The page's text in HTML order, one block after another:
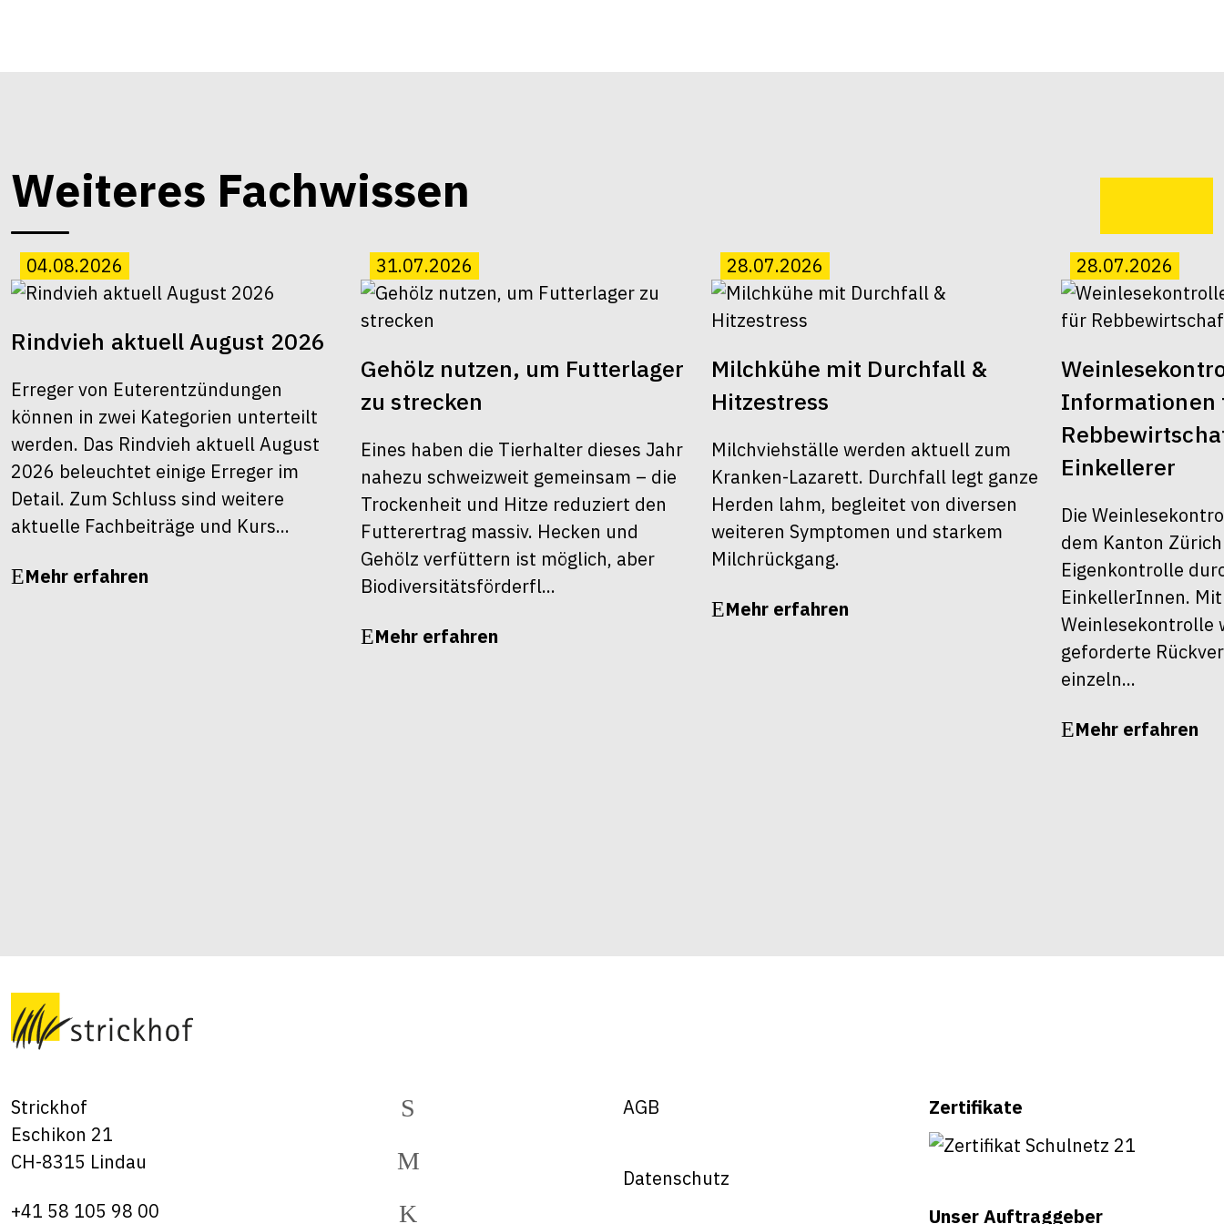
Weiteres Fachwissen
04.08.2026
Rindvieh aktuell August 2026
Erreger von Euterentzündungen
können in zwei Kategorien unterteilt
werden. Das Rindvieh aktuell August
2026 beleuchtet einige Erreger im
Detail. Zum Schluss sind weitere
aktuelle Fachbeiträge und Kurs...
Mehr erfahren
31.07.2026
Gehölz nutzen, um Futterlager
zu strecken
Eines haben die Tierhalter dieses Jahr
nahezu schweizweit gemeinsam – die
Trockenheit und Hitze reduziert den
Futterertrag massiv. Hecken und
Gehölz verfüttern ist möglich, aber
Biodiversitätsförderfl...
Mehr erfahren
28.07.2026
Milchkühe mit Durchfall &
Hitzestress
Milchviehställe werden aktuell zum
Kranken-Lazarett. Durchfall legt ganze
Herden lahm, begleitet von diversen
weiteren Symptomen und starkem
Milchrückgang.
Mehr erfahren
28.07.2026
Informationen
Einkellerer
Die
dem Kanton
Eigenkontrolle
EinkellerInnen.
Weinlesekontrolle
geforderte
einzeln...
Mehr erfahren
Strickhof
Eschikon 21
CH-8315 Lindau
+41 58 105 98 00
AGB
Datenschutz
Zertifikate
Unser Auftraggeber